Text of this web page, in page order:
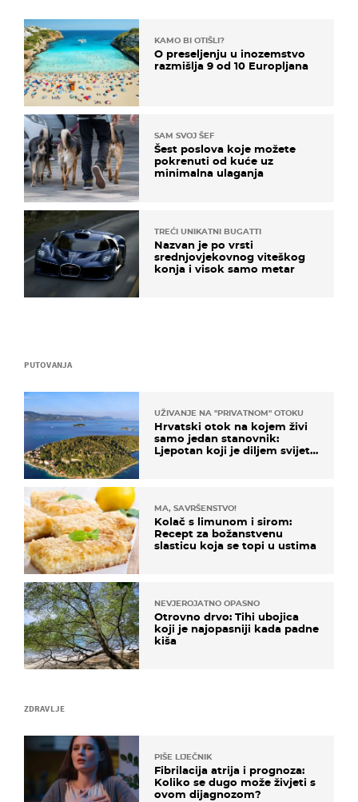
ZDRAVLJE
PIŠE LIJEČNIK
Fibrilacija atrija i prognoza:
Koliko se dugo može živjeti s
ovom dijagnozom?
PUTOVANJA
UŽIVANJE NA "PRIVATNOM" OTOKU
Hrvatski otok na kojem živi
samo jedan stanovnik:
Ljepotan koji je diljem svijeta
MA, SAVRŠENSTVO!
Kolač s limunom i sirom:
Recept za božanstvenu
slasticu koja se topi u ustima
NEVJEROJATNO OPASNO
Otrovno drvo: Tihi ubojica
koji je najopasniji kada padne
kiša
KAMO BI OTIŠLI?
O preseljenju u inozemstvo
razmišlja 9 od 10 Europljana
SAM SVOJ ŠEF
Šest poslova koje možete
pokrenuti od kuće uz
minimalna ulaganja
TREĆI UNIKATNI BUGATTI
Nazvan je po vrsti
srednjovjekovnog viteškog
konja i visok samo metar